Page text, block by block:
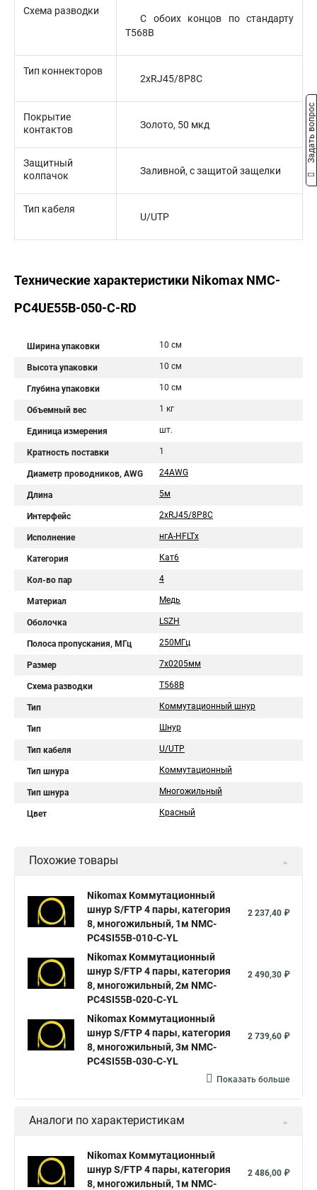
Схема разводки
С обоих концов по стандарту
T568B
Тип коннекторов
2xRJ45/8P8C
Покрытие
контактов
Золото, 50 мкд
Защитный
колпачок
Заливной, с защитой защелки
Тип кабеля
U/UTP
Технические характеристики Nikomax NMC-
PC4UE55B-050-C-RD
Ширина упаковки 10 см
Высота упаковки 10 см
Глубина упаковки 10 см
Объемный вес 1 кг
Единица измерения шт.
Кратность поставки 1
Диаметр проводников, AWG 24AWG
Длина 5м
Интерфейс 2хRJ45/8P8C
Исполнение нгА-HFLTx
Категория Кат6
Кол-во пар 4
Материал Медь
Оболочка LSZH
Полоса пропускания, МГц 250МГц
Размер 7х0205мм
Схема разводки T568B
Тип Коммутационный шнур
Тип Шнур
Тип кабеля U/UTP
Тип шнура Коммутационный
Тип шнура Многожильный
Цвет Красный
Похожие товары
Nikomax Коммутационный
шнур S/FTP 4 пары, категория
8, многожильный, 1м NMC-
PC4SI55B-010-C-YL
2 237,40 ₽
Nikomax Коммутационный
шнур S/FTP 4 пары, категория
8, многожильный, 2м NMC-
PC4SI55B-020-C-YL
2 490,30 ₽
Nikomax Коммутационный
шнур S/FTP 4 пары, категория
8, многожильный, 3м NMC-
PC4SI55B-030-C-YL
2 739,60 ₽
Показать больше
Аналоги по характеристикам
Nikomax Коммутационный
шнур S/FTP 4 пары, категория
8, многожильный, 1м NMC-
2 486,00 ₽
Задать вопрос